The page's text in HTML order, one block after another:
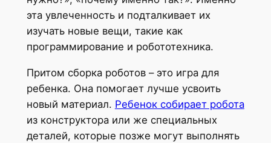
эта увлеченность и подталкивает их
изучать новые вещи, такие как
программирование и робототехника.
Притом сборка роботов – это игра для
ребенка. Она помогает лучше усвоить
новый материал. Ребенок собирает робота
из конструктора или же специальных
деталей, которые позже могут выполнять